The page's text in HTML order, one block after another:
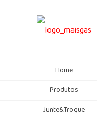
Home
Produtos
Junte&Troque